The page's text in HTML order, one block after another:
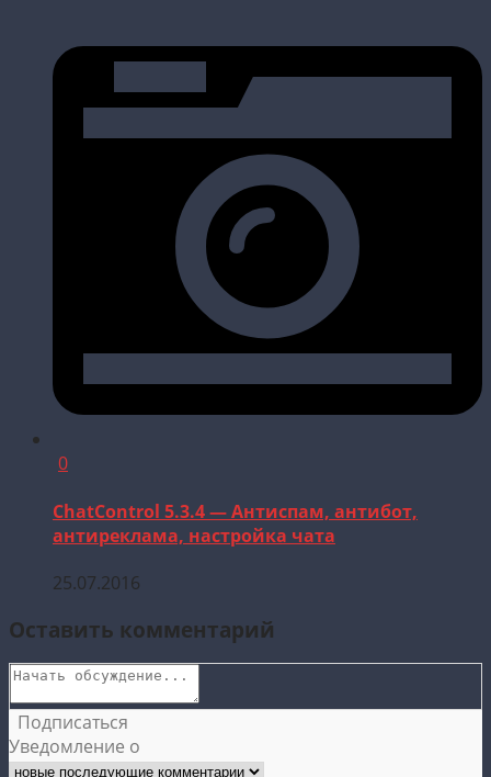
0
ChatControl 5.3.4 — Антиспам, антибот,
антиреклама, настройка чата
25.07.2016
Оставить комментарий
Подписаться
Уведомление о